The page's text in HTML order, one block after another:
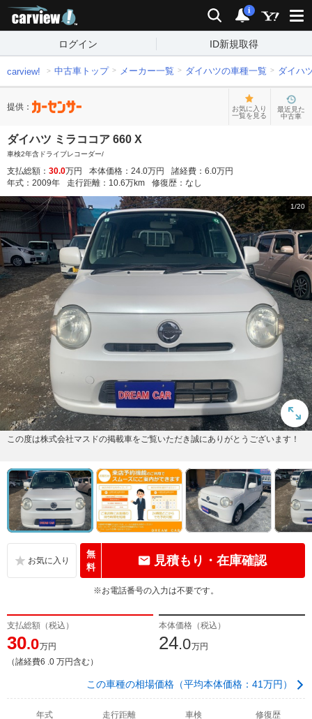
検索 通知
i
ログイン ID新規取得
carview! 中古車トップ メーカー一覧 ダイハツの車種一覧 ダイハ
提供：
お気に入り
一覧を見る
最近見た
中古車
ダイハツ ミラココア 660 X
車検2年含ドライブレコーダー/
支払総額： 30.0万円 本体価格： 24.0万円 諸経費： 6.0万円
年式： 2009年 走行距離： 10.6万km 修復歴： なし
1/20
この度は株式会社マスドの掲載車をご覧いただき誠にありがとうございます！
無
料
見積もり・在庫確認
※お電話番号の入力は不要です。
支払総額（税込）
30.0万円
（諸経費6 .0 万円含む）
本体価格（税込）
24.0万円
この車種の相場価格（平均本体価格：41万円）
年式 走行距離
車検
修復歴